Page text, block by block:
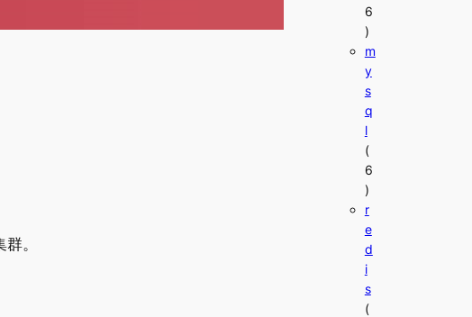
。
6
)
m
y
s
q
l
(
6
)
r
e
d
i
s
(